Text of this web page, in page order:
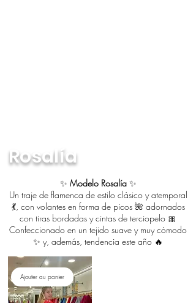
Rosalía
✨ Modelo Rosalía ✨
Un traje de flamenca de estilo clásico y atemporal
💃, con volantes en forma de picos 🌺 adornados
con tiras bordadas y cintas de terciopelo 🎀
Confeccionado en un tejido suave y muy cómodo
✨ y, además, tendencia este año 🔥
Ajouter au panier